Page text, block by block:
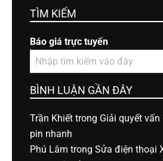
TÌM KIẾM
Báo giá trực tuyến
BÌNH LUẬN GẦN ĐÂY
Trần Khiết trong Giải quyết
pin nhanh
Phú Lâm trong Sửa điện thoại